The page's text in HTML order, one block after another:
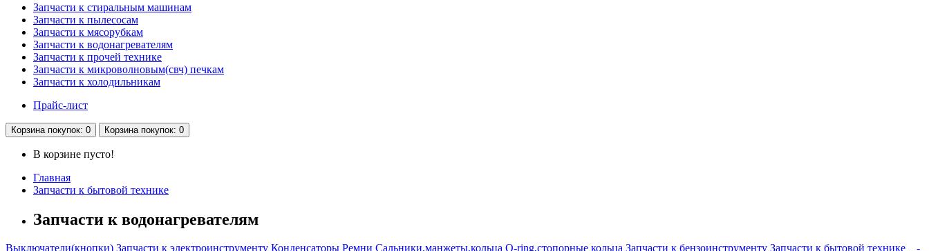
Запчасти к стиральным машинам
Запчасти к пылесосам
Запчасти к мясорубкам
Запчасти к водонагревателям
Запчасти к прочей технике
Запчасти к микроволновым(свч) печкам
Запчасти к холодильникам
Прайс-лист
Корзина покупок: 0 Корзина покупок: 0
В корзине пусто!
Главная
Запчасти к бытовой технике
Запчасти к водонагревателям
Выключатели(кнопки) Запчасти к электроинструменту Конденсаторы Ремни Сальники,манжеты,кольца О-ring,стопорные кольца Запчасти к бензоинструменту Запчасти к бытовой технике
-